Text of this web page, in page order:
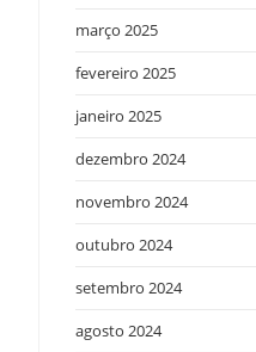
março 2025
fevereiro 2025
janeiro 2025
dezembro 2024
novembro 2024
outubro 2024
setembro 2024
agosto 2024